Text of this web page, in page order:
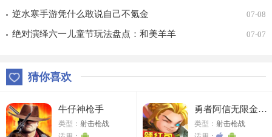
价
逆水寒手游凭什么敢说自己不氪金 07-08
绝对演绎六一儿童节玩法盘点：和美羊羊 07-07
猜你喜欢
牛仔神枪手
类型： 射击枪战
勇者阿信无限金币版
类型： 射击枪战